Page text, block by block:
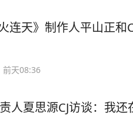
连天》制作人平山正和
前天08:36
人夏思源CJ访谈：我